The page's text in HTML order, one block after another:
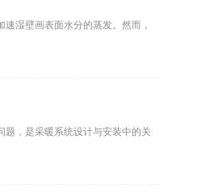
湿壁画表面水分的蒸发。然而，
，是采暖系统设计与安装中的关